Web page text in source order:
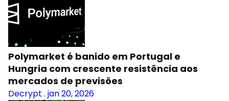
Polymarket é banido em Portugal e
Hungria com crescente resistência aos
mercados de previsões
Decrypt . jan 20, 2026